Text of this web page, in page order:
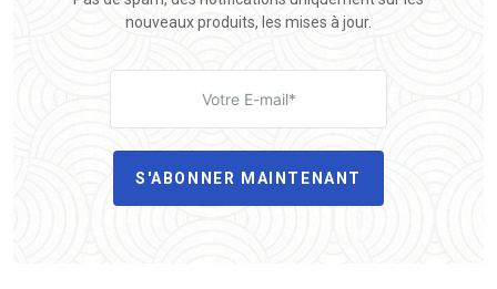
nouveaux produits, les mises à jour.
S'ABONNER MAINTENANT